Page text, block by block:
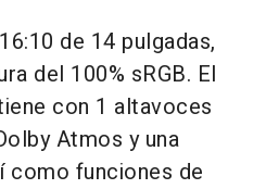
de 14 pulgadas,
del 100% sRGB. El
con 1 altavoces
Atmos y una
como funciones de